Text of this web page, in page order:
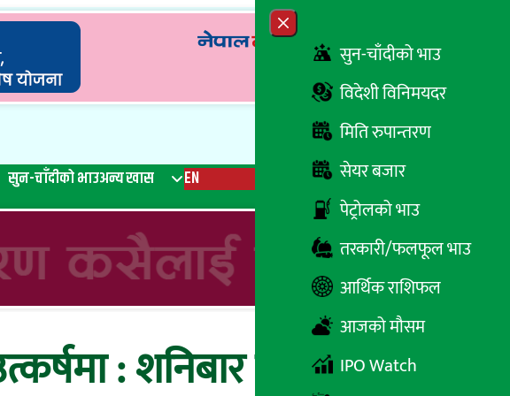
Close menu
सुन-चाँदीको भाउ
विदेशी विनिमयदर
मिति रुपान्तरण
सेयर बजार
पेट्रोलको भाउ
तरकारी/फलफूल भाउ
आर्थिक राशिफल
आजको मौसम
IPO Watch
सुन-चाँदीको भाउअन्य खास EN रेडियो
: शनिबार बैठक बसेर